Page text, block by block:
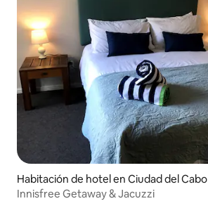
Habitación de hotel en Ciudad del Cabo
Innisfree Getaway & Jacuzzi